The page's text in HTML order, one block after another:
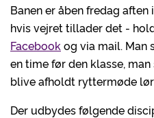
Banen er åben fredag
hvis vejret tillader det -
Facebook og via mail. Man
en time før den klasse,
blive afholdt ryttermøde
Der udbydes følgende